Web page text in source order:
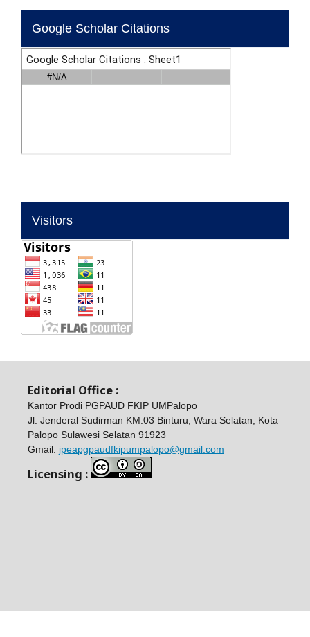
Google Scholar Citations
Visitors
Editorial Office :
Kantor Prodi PGPAUD FKIP UMPalopo
Jl. Jenderal Sudirman KM.03 Binturu, Wara Selatan, Kota
Palopo Sulawesi Selatan 91923
Gmail: jpeapgpaudfkipumpalopo@gmail.com
Licensing :